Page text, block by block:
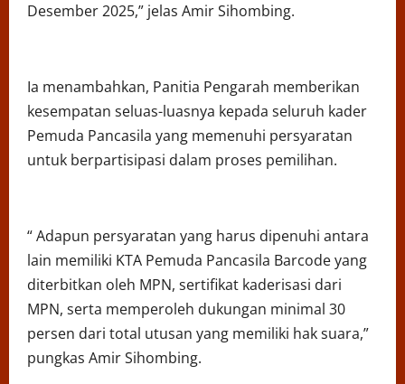
Desember 2025,” jelas Amir Sihombing.
Ia menambahkan, Panitia Pengarah memberikan
kesempatan seluas-luasnya kepada seluruh kader
Pemuda Pancasila yang memenuhi persyaratan
untuk berpartisipasi dalam proses pemilihan.
“ Adapun persyaratan yang harus dipenuhi antara
lain memiliki KTA Pemuda Pancasila Barcode yang
diterbitkan oleh MPN, sertifikat kaderisasi dari
MPN, serta memperoleh dukungan minimal 30
persen dari total utusan yang memiliki hak suara,”
pungkas Amir Sihombing.